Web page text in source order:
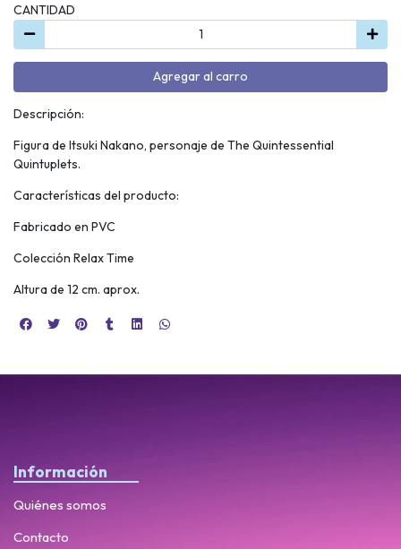
CANTIDAD
Agregar al carro
Descripción:
Figura de Itsuki Nakano, personaje de The Quintessential
Quintuplets.
Características del producto:
Fabricado en PVC
Colección Relax Time
Altura de 12 cm. aprox.
Información
Quiénes somos
Contacto